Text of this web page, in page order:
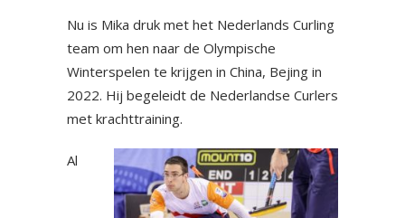
Nu is Mika druk met het Nederlands Curling
team om hen naar de Olympische
Winterspelen te krijgen in China, Bejing in
2022. Hij begeleidt de Nederlandse Curlers
met krachttraining.
Al